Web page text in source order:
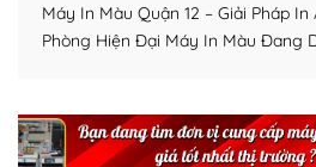
Máy In Màu Quận 12 – Giải Pháp In
Phòng Hiện Đại Máy In Màu Đang
còn tại các cửa hàng kinh […]